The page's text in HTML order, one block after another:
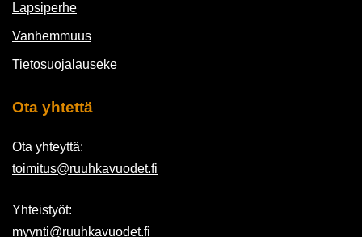
Lapsiperhe
Vanhemmuus
Tietosuojalauseke
Ota yhtettä
Ota yhteyttä:
toimitus@ruuhkavuodet.fi
Yhteistyöt:
myynti@ruuhkavuodet.fi